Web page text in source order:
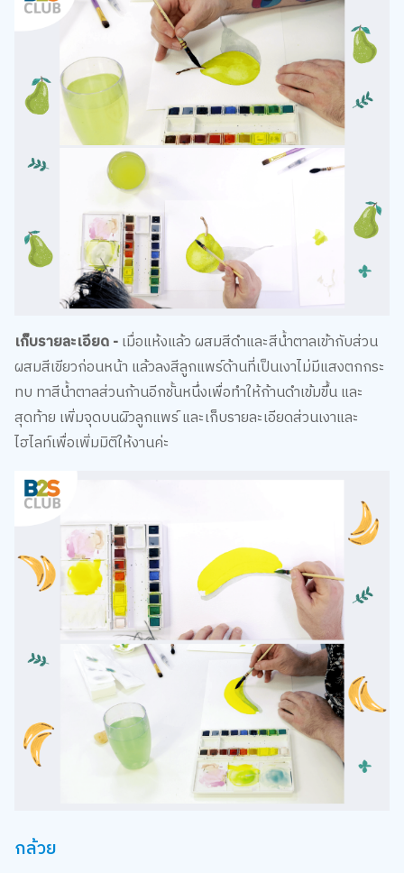
เก็บรายละเอียด -เมื่อแห้งแล้ว ผสมสีดำและสีน้ำตาลเข้ากับส่วน
ผสมสีเขียวก่อนหน้า แล้วลงสีลูกแพร์ด้านที่เป็นเงาไม่มีแสงตกกระ
ทบ ทาสีน้ำตาลส่วนก้านอีกชั้นหนึ่งเพื่อทำให้ก้านดำเข้มขึ้น และ
สุดท้าย เพิ่มจุดบนผิวลูกแพร์ และเก็บรายละเอียดส่วนเงาและ
ไฮไลท์เพื่อเพิ่มมิติให้งานค่ะ
กล้วย